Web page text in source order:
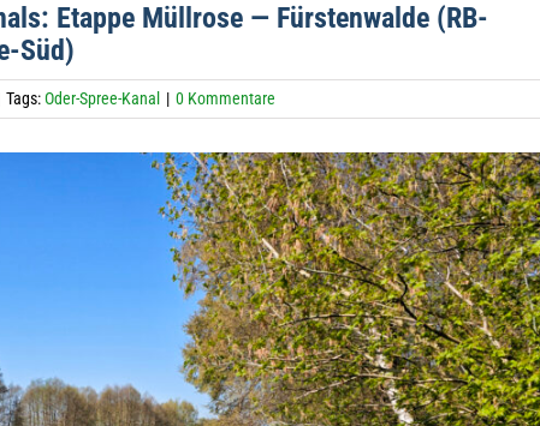
Etappe Müll­rose — Fürs­ten­walde (RB-
Süd)
Tags:Oder-Spree-Kanal | 0 Kommentare